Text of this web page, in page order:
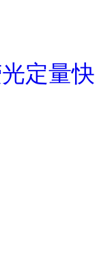
定量快